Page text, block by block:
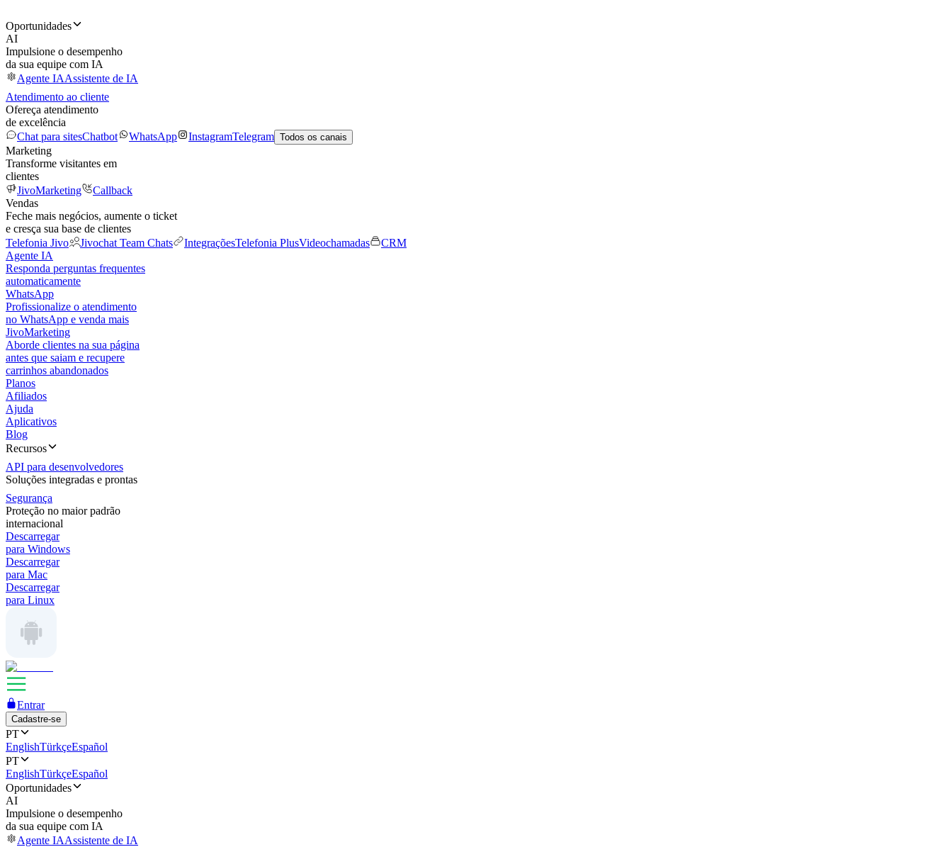
Oportunidades
AI
Impulsione o desempenho
da sua equipe com IA
Agente IAAssistente de IA
Atendimento ao cliente
Ofereça atendimento
de excelência
Chat para sitesChatbot WhatsApp InstagramTelegram Todos os canais
Marketing
Transforme visitantes em
clientes
JivoMarketing
Callback
Vendas
Feche mais negócios, aumente o ticket
e cresça sua base de clientes
Telefonia Jivo
Jivochat Team Chats IntegraçõesTelefonia PlusVideochamadas
CRM
Agente IA
Responda perguntas frequentes
automaticamente
WhatsApp
Profissionalize o atendimento
no WhatsApp e venda mais
JivoMarketing
Aborde clientes na sua página
antes que saiam e recupere
carrinhos abandonados
Planos
Afiliados
Ajuda
Aplicativos
Blog
Recursos
API para desenvolvedores
Soluções integradas e prontas
Segurança
Proteção no maior padrão
internacional
Descarregar
para Windows
Descarregar
para Mac
Descarregar
para Linux
Entrar
Cadastre-se
PT
EnglishTürkçeEspañol
PT
EnglishTürkçeEspañol
Oportunidades
AI
Impulsione o desempenho
da sua equipe com IA
Agente IAAssistente de IA